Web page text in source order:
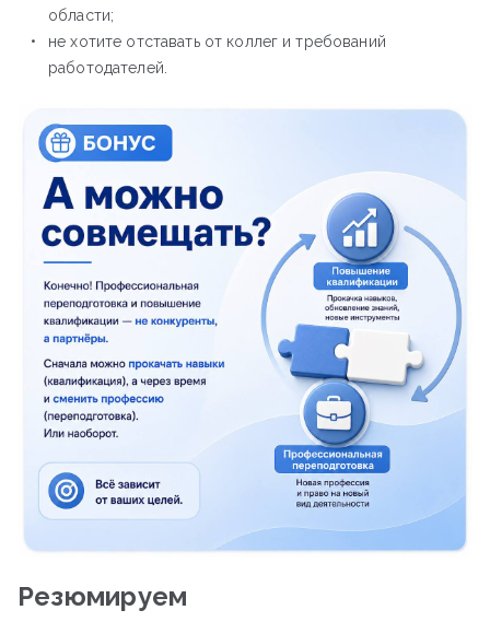
области;
не хотите отставать от коллег и требований
работодателей.
Резюмируем